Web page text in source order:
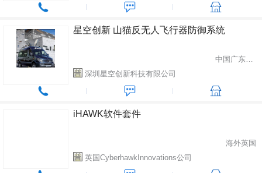
星空创新 山猫反无人飞行器防御系统
中国广东省深圳市
深圳星空创新科技有限公司
iHAWK软件套件
海外英国
英国CyberhawkInnovations公司